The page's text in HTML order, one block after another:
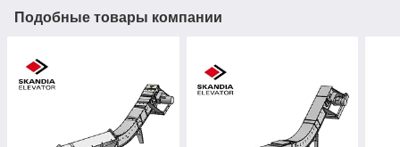
Подобные товары компании